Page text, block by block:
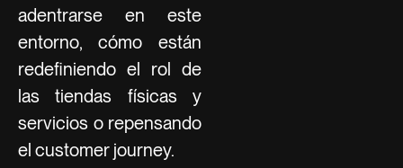
adentrarse en este
entorno, cómo están
redefiniendo el rol de
las tiendas físicas y
servicios o repensando
el customer journey.